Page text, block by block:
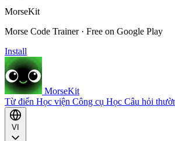
MorseKit
Morse Code Trainer · Free on Google Play
Install
MorseKit
Từ điển Học viện Công cụ Học Câu hỏi